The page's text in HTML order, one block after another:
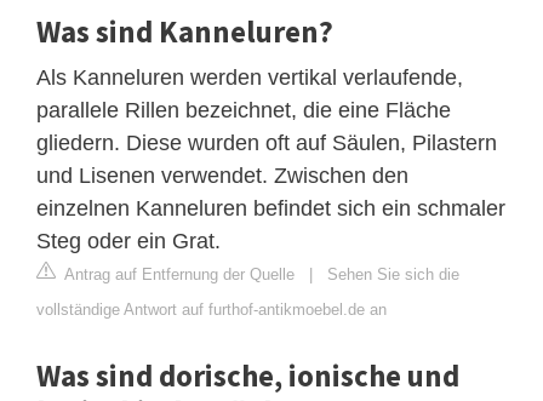
Was sind Kanneluren?
Als Kanneluren werden vertikal verlaufende,
parallele Rillen bezeichnet, die eine Fläche
gliedern. Diese wurden oft auf Säulen, Pilastern
und Lisenen verwendet. Zwischen den
einzelnen Kanneluren befindet sich ein schmaler
Steg oder ein Grat.
Antrag auf Entfernung der Quelle | Sehen Sie sich die
vollständige Antwort auf furthof-antikmoebel.de an
Was sind dorische, ionische und